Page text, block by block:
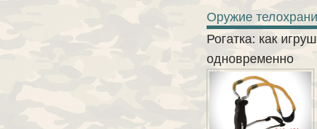
Оружие
Рогатка: как
одновременно